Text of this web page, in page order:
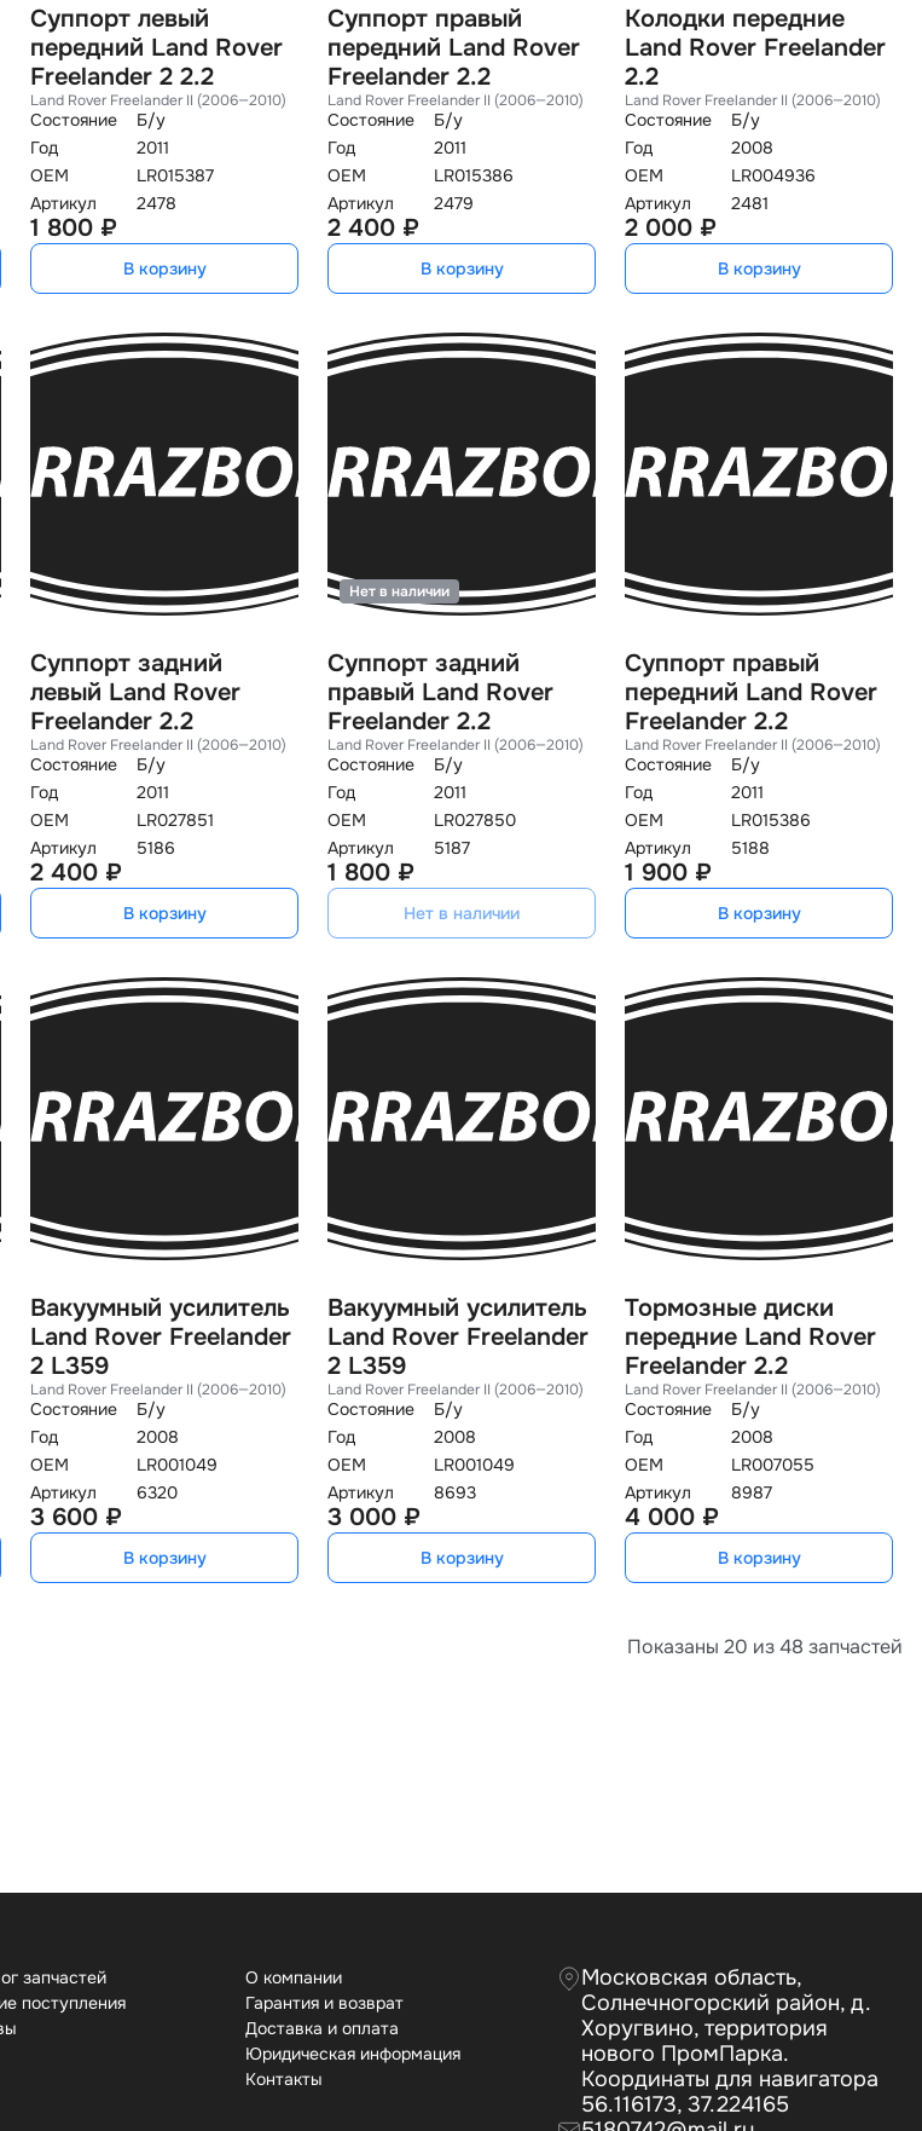
Суппорт левый
передний Land Rover
Freelander 2 2.2
Land Rover Freelander II (2006—2010)
Состояние
Б/у
Год
2011
OEM
LR015387
Артикул
2478
1 800 ₽
В корзину
Суппорт правый
передний Land Rover
Freelander 2.2
Land Rover Freelander II (2006—2010)
Состояние
Б/у
Год
2011
OEM
LR015386
Артикул
2479
2 400 ₽
В корзину
Колодки передние
Land Rover Freelander
2.2
Land Rover Freelander II (2006—2010)
Состояние
Б/у
Год
2008
OEM
LR004936
Артикул
2481
2 000 ₽
В корзину
Суппорт задний
левый Land Rover
Freelander 2.2
Land Rover Freelander II (2006—2010)
Состояние
Б/у
Год
2011
OEM
LR027851
Артикул
5186
2 400 ₽
В корзину
Суппорт задний
правый Land Rover
Freelander 2.2
Land Rover Freelander II (2006—2010)
Состояние
Б/у
Год
2011
OEM
LR027850
Артикул
5187
Нет в наличии
1 800 ₽
Нет в наличии
Суппорт правый
передний Land Rover
Freelander 2.2
Land Rover Freelander II (2006—2010)
Состояние
Б/у
Год
2011
OEM
LR015386
Артикул
5188
1 900 ₽
В корзину
Вакуумный усилитель
Land Rover Freelander
2 L359
Land Rover Freelander II (2006—2010)
Состояние
Б/у
Год
2008
OEM
LR001049
Артикул
6320
3 600 ₽
В корзину
Вакуумный усилитель
Land Rover Freelander
2 L359
Land Rover Freelander II (2006—2010)
Состояние
Б/у
Год
2008
OEM
LR001049
Артикул
8693
3 000 ₽
В корзину
Тормозные диски
передние Land Rover
Freelander 2.2
Land Rover Freelander II (2006—2010)
Состояние
Б/у
Год
2008
OEM
LR007055
Артикул
8987
4 000 ₽
В корзину
Показаны 20 из 48 запчастей
запчастей
поступления
О компании
Гарантия и возврат
Доставка и оплата
Юридическая информация
Контакты
Московская область,
Солнечногорский район, д.
Хоругвино, территория
нового ПромПарка.
Координаты для навигатора
56.116173, 37.224165